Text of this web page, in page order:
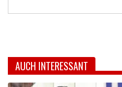
AUCH INTERESSANT